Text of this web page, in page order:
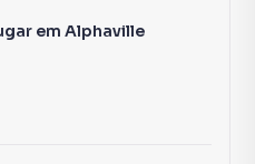
em Alphaville